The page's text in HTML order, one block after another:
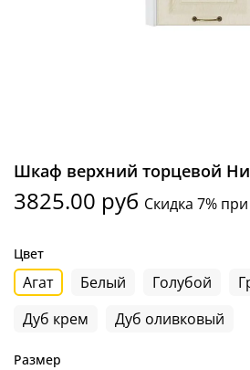
Шкаф верхний торцевой
3825.00 руб Скидка 7%
Цвет
Агат Белый Голубой
Дуб крем
Дуб оливковый
Размер